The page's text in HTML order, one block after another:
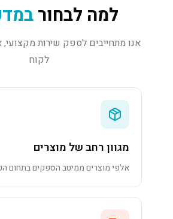
למה לבחור
אנו מתחייבים לספק שירות מקצועי,
לקוח
מגוון רחב של מוצרים
אלפי מוצרים ממיטב הספקים בתחום